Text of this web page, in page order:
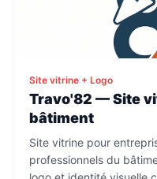
Site vitrine + Logo
Travo'82 — Site
bâtiment
Site vitrine pour
professionnels du